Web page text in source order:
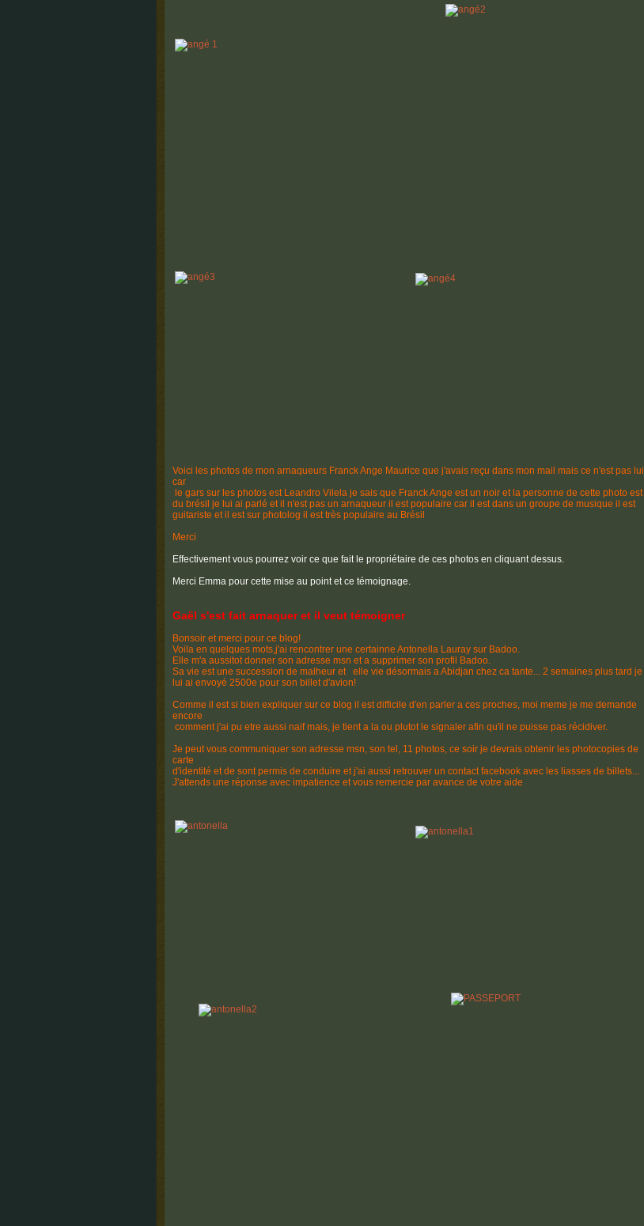
Voici les photos de mon arnaqueurs Franck Ange Maurice que j'avais reçu dans mon mail mais ce n'est pas lui
car
le gars sur les photos est Leandro Vilela je sais que Franck Ange est un noir et la personne de cette photo est
du brésil je lui ai parlé et il n'est pas un arnaqueur il est populaire car il est dans un groupe de musique il est
guitariste et il est sur photolog il est très populaire au Brésil
Merci
Effectivement vous pourrez voir ce que fait le propriétaire de ces photos en cliquant dessus.
Merci Emma pour cette mise au point et ce témoignage.
Gaël s'est fait arnaquer et il veut témoigner
Bonsoir et merci pour ce blog!
Voila en quelques mots,j'ai rencontrer une certainne Antonella Lauray sur Badoo.
Elle m'a aussitot donner son adresse msn et a supprimer son profil Badoo.
Sa vie est une succession de malheur et elle vie désormais a Abidjan chez ca tante... 2 semaines plus tard je
lui ai envoyé 2500e pour son billet d'avion!
Comme il est si bien expliquer sur ce blog il est difficile d'en parler a ces proches, moi meme je me demande
encore
comment j'ai pu etre aussi naif mais, je tient a la ou plutot le signaler afin qu'il ne puisse pas récidiver.
Je peut vous communiquer son adresse msn, son tel, 11 photos, ce soir je devrais obtenir les photocopies de
carte
d'identité et de sont permis de conduire et j'ai aussi retrouver un contact facebook avec les liasses de billets...
J'attends une réponse avec impatience et vous remercie par avance de votre aide